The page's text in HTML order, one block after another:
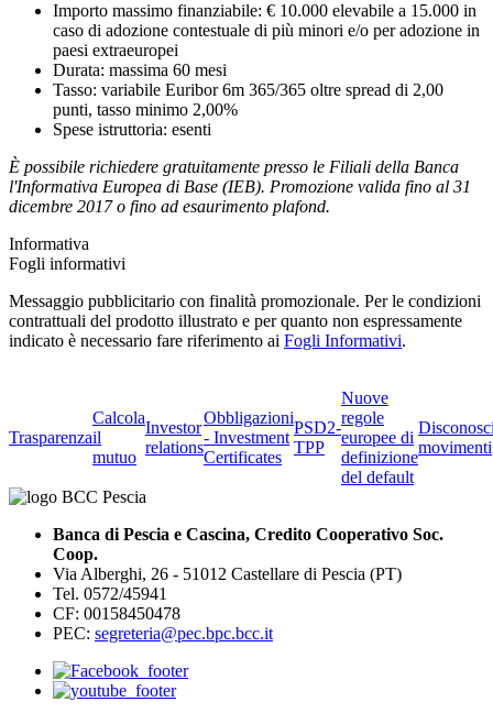
Importo massimo finanziabile: € 10.000 elevabile a 15.000 in
caso di adozione contestuale di più minori e/o per adozione in
paesi extraeuropei
Durata: massima 60 mesi
Tasso: variabile Euribor 6m 365/365 oltre spread di 2,00
punti, tasso minimo 2,00%
Spese istruttoria: esenti
È possibile richiedere gratuitamente presso le Filiali della Banca
l'Informativa Europea di Base (IEB). Promozione valida fino al 31
dicembre 2017 o fino ad esaurimento plafond.
Informativa
Fogli informativi
Messaggio pubblicitario con finalità promozionale. Per le condizioni
contrattuali del prodotto illustrato e per quanto non espressamente
indicato è necessario fare riferimento ai Fogli Informativi.
Trasparenza
Calcola
il
mutuo
Investor
relations
Obbligazioni
- Investment
Certificates
PSD2-
TPP
Nuove
regole
europee di
definizione
del default
movimenti
Banca di Pescia e Cascina, Credito Cooperativo Soc.
Coop.
Via Alberghi, 26 - 51012 Castellare di Pescia (PT)
Tel. 0572/45941
CF: 00158450478
PEC: segreteria@pec.bpc.bcc.it